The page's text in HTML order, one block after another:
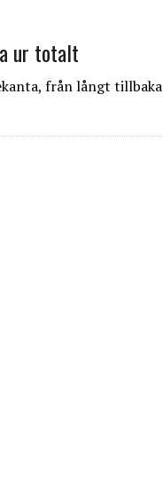
ur totalt
från långt tillbaka